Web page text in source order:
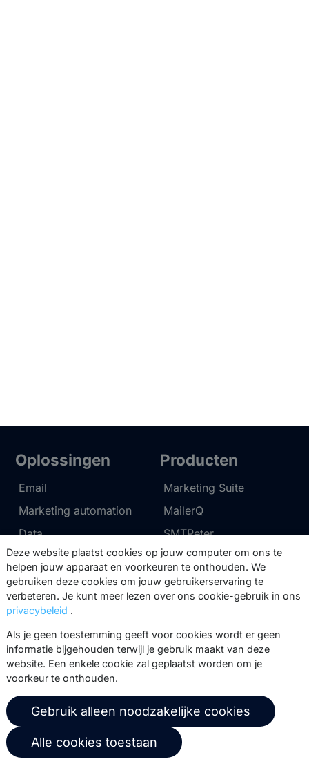
Oplossingen
Email
Marketing automation
Data
Multi-channel
Producten
Marketing Suite
MailerQ
SMTPeter
Tarieven
SMTPeter tarieven
MailerQ tarieven
Support
Documentatie
Trainingen
Over ons
Copernica-nieuws
Copernica BV
De Ruijterkade 112
Deze website plaatst cookies op jouw computer om ons te
helpen jouw apparaat en voorkeuren te onthouden. We
gebruiken deze cookies om jouw gebruikerservaring te
verbeteren. Je kunt meer lezen over ons cookie-gebruik in ons
privacybeleid .
Als je geen toestemming geeft voor cookies wordt er geen
informatie bijgehouden terwijl je gebruik maakt van deze
website. Een enkele cookie zal geplaatst worden om je
voorkeur te onthouden.
Gebruik alleen noodzakelijke cookies
Alle cookies toestaan